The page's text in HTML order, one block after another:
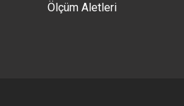
Ölçüm Aletleri